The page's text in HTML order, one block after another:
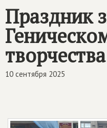
Праздник
творчества
10 сентября 2025